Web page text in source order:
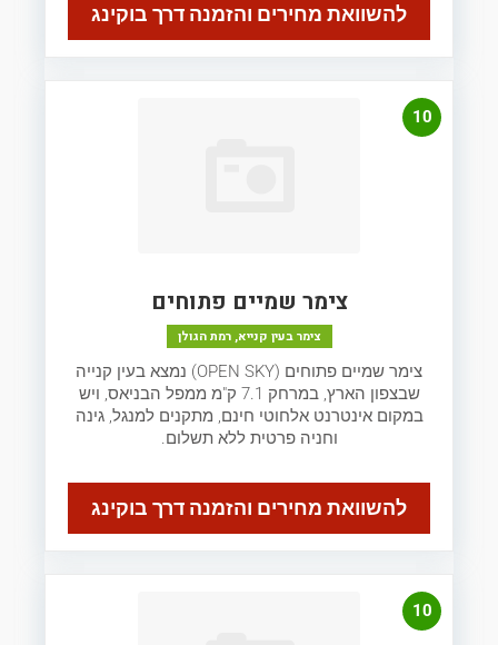
להשוואת מחירים והזמנה דרך בוקינג
10
צימר שמיים פתוחים
צימר בעין קנייא, רמת הגולן
צימר שמיים פתוחים (OPEN SKY) נמצא בעין קנייה
שבצפון הארץ, במרחק 7.1 ק"מ ממפל הבניאס, ויש
במקום אינטרנט אלחוטי חינם, מתקנים למנגל, גינה
וחניה פרטית ללא תשלום.
להשוואת מחירים והזמנה דרך בוקינג
10